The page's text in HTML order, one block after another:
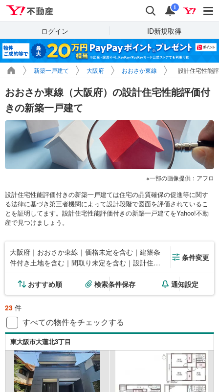
検索 通知
i
ログイン ID新規取得
新築一戸建て 大阪府 おおさか東線 設計住宅性能
おおさか東線（大阪府）の設計住宅性能評価付
きの新築一戸建て
一部の画像提供：アフロ
設計住宅性能評価付きの新築一戸建ては住宅の品質確保の促進等に関す
る法律に基づき第三者機関によって設計段階で図面を評価されているこ
とを証明してます。設計住宅性能評価付きの新築一戸建てをYahoo!不動
産で見つけましょう。
大阪府｜おおさか東線｜価格未定を含む｜建築条
件付き土地を含む｜間取り未定を含む｜設計住宅
性能評価付き
条件変更
おすすめ順 検索条件保存 通知設定
23 件
すべての物件をチェックする
東大阪市大蓮北3丁目